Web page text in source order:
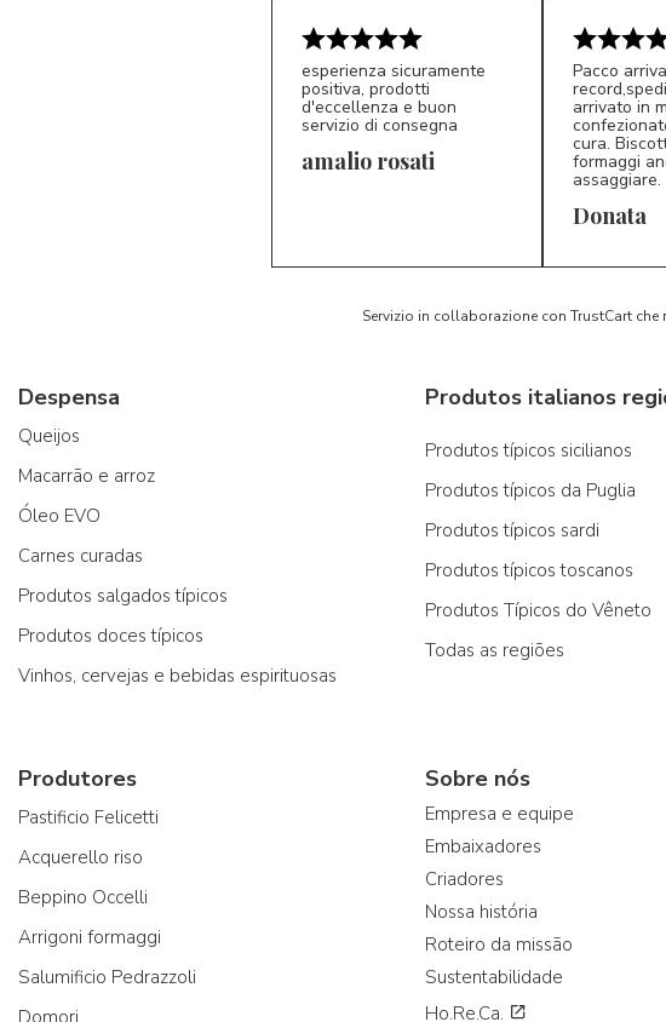
esperienza sicuramente
positiva, prodotti
d'eccellenza e buon
servizio di consegna
amalio rosati
D*
Pacco
arrivato in
cura.
formaggi
assaggiare.
Donata
Servizio in collaborazione con TrustCart
Despensa
Queijos
Macarrão e arroz
Óleo EVO
Carnes curadas
Produtos salgados típicos
Produtos doces típicos
Vinhos, cervejas e bebidas espirituosas
Produtos italianos
Produtos típicos sicilianos
Produtos típicos da Puglia
Produtos típicos sardi
Produtos típicos toscanos
Produtos Típicos do Vêneto
Todas as regiões
Produtores
Pastificio Felicetti
Acquerello riso
Beppino Occelli
Arrigoni formaggi
Salumificio Pedrazzoli
Domori
Sobre nós
Empresa e equipe
Embaixadores
Criadores
Nossa história
Roteiro da missão
Sustentabilidade
Ho.Re.Ca.